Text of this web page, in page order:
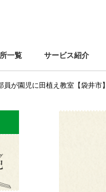
一覧 サービス紹介
員が園児に田植え教室【袋井市】